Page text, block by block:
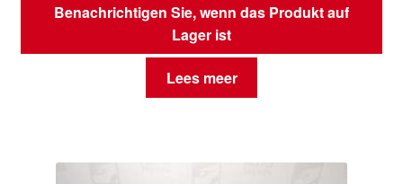
Benachrichtigen Sie, wenn das Produkt auf
Lager ist
Lees meer